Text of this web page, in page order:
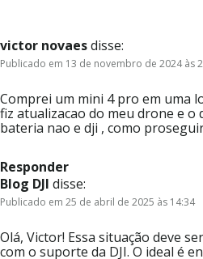
victor novaesdisse:
Publicado em 13 de novembro de 2024 às
Comprei um mini 4 pro em uma
fiz atualizacao do meu drone e
bateria nao e dji , como
Responder
Blog DJI disse:
Publicado em 25 de abril de 2025 às 14:34
Olá, Victor! Essa situação deve
com o suporte da DJI. O ideal é